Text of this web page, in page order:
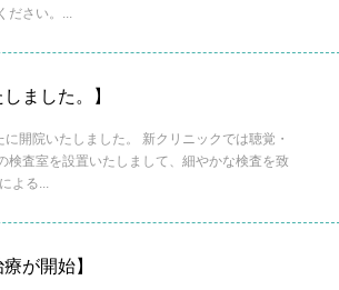
ださい。...
ました。】
開院いたしました。 新クリニックでは聴覚・
検査室を設置いたしまして、細やかな検査を致
よる...
が開始】